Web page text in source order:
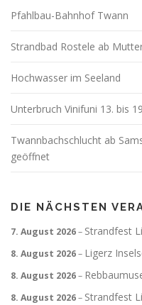
Pfahlbau-Bahnhof Twann
Strandbad Rostele ab
Hochwasser im Seeland
Unterbruch Vinifuni 13. bis
Twannbachschlucht ab
geöffnet
DIE NÄCHSTEN
7. August 2026– Strandfest
8. August 2026– Ligerz
8. August 2026–
8. August 2026– Strandfest